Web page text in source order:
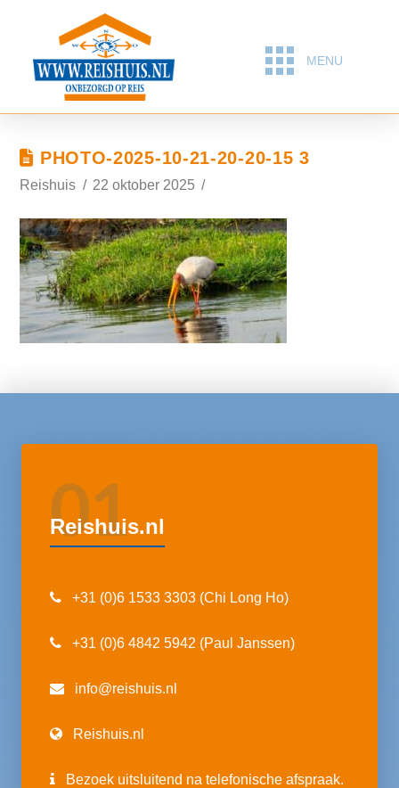
MENU
PHOTO-2025-10-21-20-20-15 3
Reishuis 22 oktober 2025
01
Reishuis.nl
+31 (0)6 1533 3303 (Chi Long Ho)
+31 (0)6 4842 5942 (Paul Janssen)
info@reishuis.nl
Reishuis.nl
Bezoek uitsluitend na telefonische afspraak.